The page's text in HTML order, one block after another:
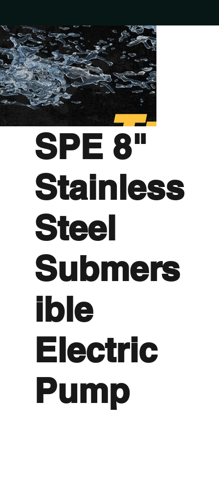
SPE 8"
Stainless
Steel
Submers
ible
Electric
Pump